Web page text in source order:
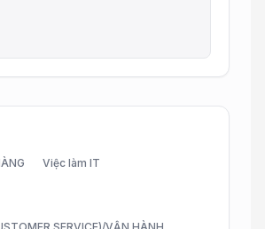
Việc làm IT